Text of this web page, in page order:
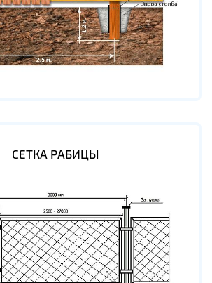
СЕТКА РАБИЦЫ